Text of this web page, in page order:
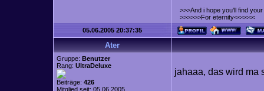
>>>And i hope you'll find
>>>>>>For eternity<<<<<<
05.06.2005 20:37:35
Ater
Gruppe: Benutzer
Rang: UltraDeluxe
Beiträge: 426
Mitglied seit: 05.06.2005
jahaaa, das wird ma